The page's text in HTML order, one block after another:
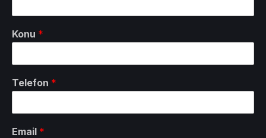
Konu *
Telefon *
Email *